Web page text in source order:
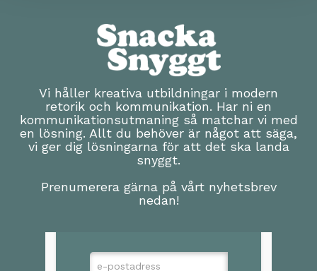
Vi håller kreativa utbildningar i modern
retorik och kommunikation. Har ni en
kommunikationsutmaning så matchar vi med
en lösning. Allt du behöver är något att säga,
vi ger dig lösningarna för att det ska landa
snyggt.
Prenumerera gärna på vårt nyhetsbrev
nedan!